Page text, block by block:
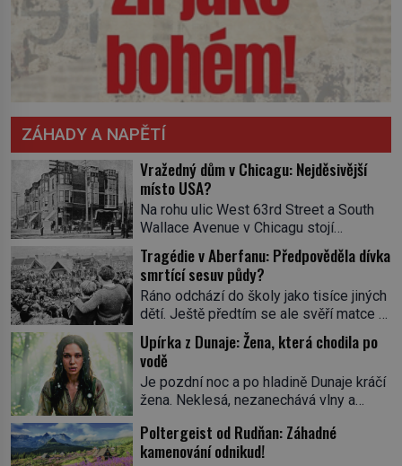
ZÁHADY A NAPĚTÍ
Vražedný dům v Chicagu: Nejděsivější
místo USA?
Na rohu ulic West 63rd Street a South
Wallace Avenue v Chicagu stojí
nenápadná pošta. Nemá žádný speciální
nápis ani pamětní desku. A přesto prý
místní zaměstnanci neradi chodí do
sklepa. Právě tady totiž sídlil sériový
vrah H. H. Holmes a také
nejpropracovanější past na lidi
v dějinách americké kriminalistiky.
Herman Webster Mudgett (1861–1896)
přijíždí […]
Tragédie v Aberfanu: Předpověděla dívka
smrtící sesuv půdy?
Ráno odchází do školy jako tisíce jiných
dětí. Ještě předtím se ale svěří matce s
podivným snem. Ve škole, kterou dobře
zná, tentokrát nevidí budovu ani
spolužáky. Místo nich se před ní tyčí
cosi temného. O několik hodin později je
mrtvá. Mohla devítiletá Zahlédla vlastní
vesnice Aberfan […]
Upírka z Dunaje: Žena, která chodila po
vodě
Je pozdní noc a po hladině Dunaje kráčí
žena. Neklesá, nezanechává vlny a
pod ní byla dlažbou. Muž, který ji z
břehu pozoruje, ji údajně poznává, jenže
Poltergeist od Rudňan: Záhadné
kamenování odnikud!